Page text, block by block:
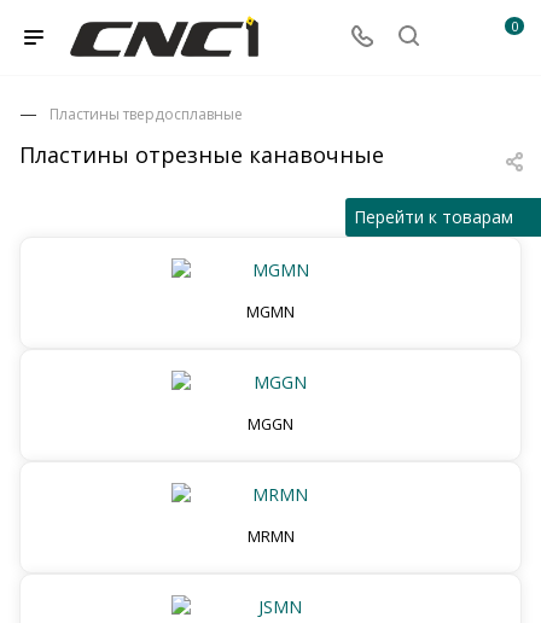
0
Пластины отрезные канавочные
Пластины твердосплавные
Перейти к товарам
MGMN
MGGN
MRMN